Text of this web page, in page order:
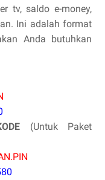
tv, saldo e-money,
Ini adalah format
Anda butuhkan
(Untuk Paket